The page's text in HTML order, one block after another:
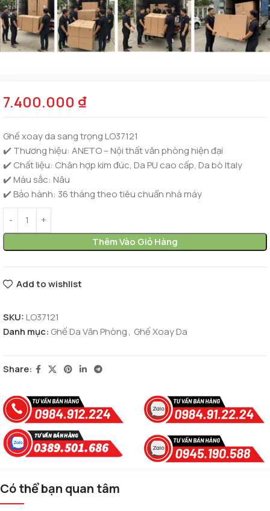
7.400.000 ₫
Ghế xoay da sang trọng LO37121
✔️ Thương hiệu: ANETO – Nội thất văn phòng hiện đại
✔️ Chất liệu: Chân hợp kim đúc, Da PU cao cấp, Da bò Italy
✔️ Màu sắc: Nâu
✔️ Bảo hành: 36 tháng theo tiêu chuẩn nhà máy
Thêm Vào Giỏ Hàng
Add to wishlist
SKU:LO37121
Danh mục: Ghế Da Văn Phòng, Ghế Xoay Da
Share:
Có thể bạn quan tâm